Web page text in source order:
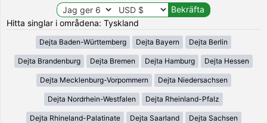
Hitta singlar i områdena: Tyskland
Dejta Baden-Württemberg Dejta Bayern Dejta Berlin
Dejta Brandenburg Dejta Bremen Dejta Hamburg Dejta Hessen
Dejta Mecklenburg-Vorpommern Dejta Niedersachsen
Dejta Nordrhein-Westfalen Dejta Rheinland-Pfalz
Dejta Rhineland-Palatinate Dejta Saarland Dejta Sachsen